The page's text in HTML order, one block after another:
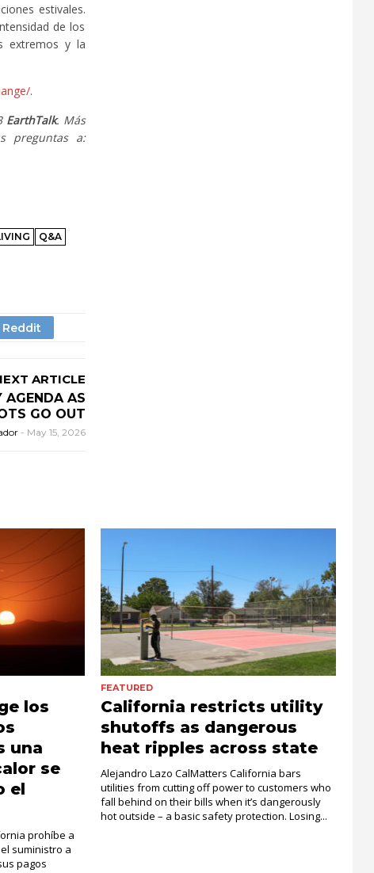
estivales.
de los
extremos y la
.
EarthTalk. Más
preguntas a:
Q&A
ARTICLE
AGENDA AS
GO OUT
- May 15, 2026
los
una
se
el
prohíbe a
suministro a
pagos
FEATURED
California restricts utility
shutoffs as dangerous
heat ripples across state
Alejandro Lazo CalMatters California bars
utilities from cutting off power to customers who
fall behind on their bills when it’s dangerously
hot outside – a basic safety protection. Losing...